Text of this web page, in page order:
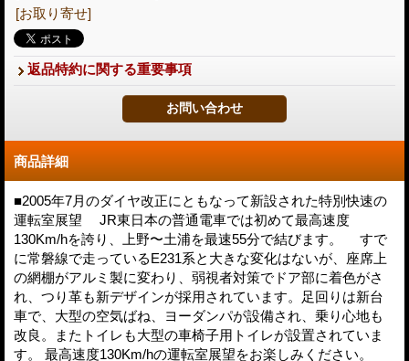
[お取り寄せ]
返品特約に関する重要事項
商品詳細
■2005年7月のダイヤ改正にともなって新設された特別快速の
運転室展望 JR東日本の普通電車では初めて最高速度
130Km/hを誇り、上野〜土浦を最速55分で結びます。 すで
に常磐線で走っているE231系と大きな変化はないが、座席上
の網棚がアルミ製に変わり、弱視者対策でドア部に着色がさ
れ、つり革も新デザインが採用されています。足回りは新台
車で、大型の空気ばね、ヨーダンパが設備され、乗り心地も
改良。またトイレも大型の車椅子用トイレが設置されていま
す。 最高速度130Km/hの運転室展望をお楽しみください。